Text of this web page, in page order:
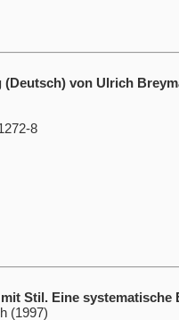
von Ulrich
8
Stil. Eine
(1997)